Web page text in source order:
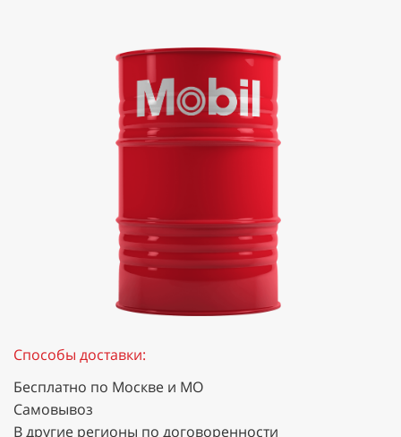
Способы доставки:
Бесплатно по Москве и МО
Самовывоз
В другие регионы по договоренности